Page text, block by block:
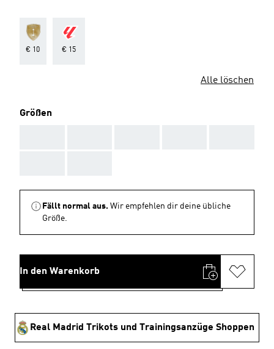
€ 10 € 15
Alle löschen
Größen
Fällt normal aus. Wir empfehlen dir deine übliche
Größe.
In den Warenkorb
Real Madrid Trikots und Trainingsanzüge Shoppen